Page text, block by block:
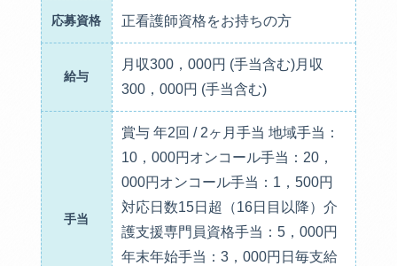
応募資格 正看護師資格をお持ちの方
給与
月収300，000円 (手当含む)月収
300，000円 (手当含む)
手当
賞与 年2回 / 2ヶ月手当 地域手当：
10，000円オンコール手当：20，
000円オンコール手当：1，500円
対応日数15日超（16日目以降）介
護支援専門員資格手当：5，000円
年末年始手当：3，000円日毎支給